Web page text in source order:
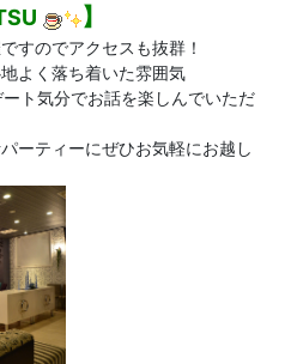
】
すのでアクセスも抜群！
よく落ち着いた雰囲気
ト気分でお話を楽しんでいただ
ーティーにぜひお気軽にお越し